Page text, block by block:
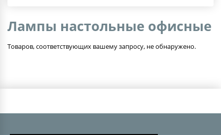
Лампы настольные офисные
Товаров, соответствующих вашему запросу, не обнаружено.